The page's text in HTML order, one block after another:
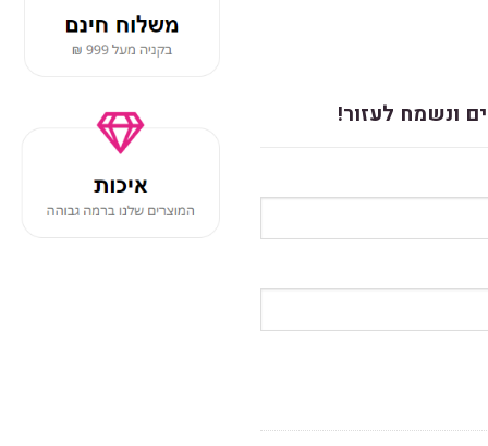
ונשמח לעזור!